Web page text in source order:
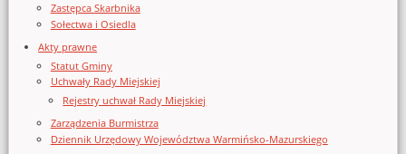
Zastępca Skarbnika
Sołectwa i Osiedla
Akty prawne
Statut Gminy
Uchwały Rady Miejskiej
Rejestry uchwał Rady Miejskiej
Zarządzenia Burmistrza
Dziennik Urzędowy Województwa Warmińsko-Mazurskiego